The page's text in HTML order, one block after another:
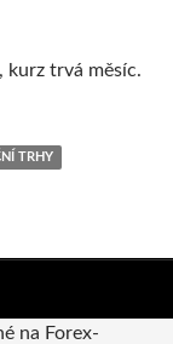
, kurz trvá měsíc.
TRHY
na Forex-